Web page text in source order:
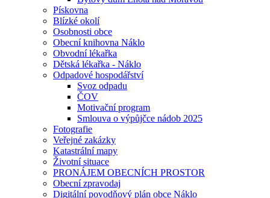
Pískovna
Blízké okolí
Osobnosti obce
Obecní knihovna Náklo
Obvodní lékařka
Dětská lékařka - Náklo
Odpadové hospodářství
Svoz odpadu
ČOV
Motivační program
Smlouva o výpůjčce nádob 2025
Fotografie
Veřejné zakázky
Katastrální mapy
Životní situace
PRONÁJEM OBECNÍCH PROSTOR
Obecní zpravodaj
Digitální povodňový plán obce Náklo